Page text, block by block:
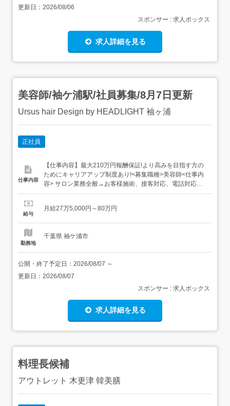
更新日： 2026/08/06
スポンサー : 求人ボックス
求人詳細を見る
美容師/袖ケ浦駅/社員募集/8月7日更新
Ursus hair Design by HEADLIGHT 袖ヶ浦
正社員
仕事内容
【仕事内容】最大210万円報酬保証!より高みを目指す方の
ためにキャリアアップ制度あり!<募集職種>美容師<仕事内
容> サロン業務全般→お客様施術、接客対応、電話対応、
予約管理など… 店舗環境整備→清掃、備品管理、備品発注
<必要経験>スタイリスト,ジュニアスタイリスト<業種>美
給与
月給27万5,000円～80万円
勤務地
千葉県 袖ケ浦市
公開・終了予定日： 2026/08/07 ～
更新日： 2026/08/07
スポンサー : 求人ボックス
求人詳細を見る
料理長候補
アウトレット 木更津 韓美膳